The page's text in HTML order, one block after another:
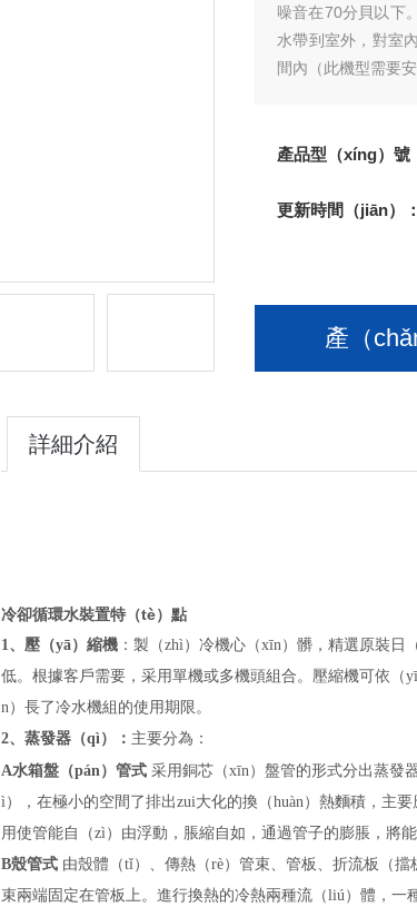
噪音在70分貝以下
水帶到室外，對室
間內（此機型需要
產品型（xíng）號
更新時間（jiān）：
產（
詳細介紹
冷卻循環水裝置特（tè）點
1、壓（yā）縮機 ：製（zhì）冷機心（xīn）髒，精選原裝
低。根據客戶需要，采用單機或多機頭組合。壓縮機可依（
n）長了冷水機組的使用期限。
2、蒸發器（qì）： 主要分為：
A水箱盤（pán）管式 采用銅芯（xīn）盤管的形式分出蒸發
ì），在極小的空間了排出zui大化的換（huàn）熱麵積，主
用使管能自（zì）由浮動，脹縮自如，通過管子的膨脹，將
B殼管式 由殼體（tǐ）、傳熱（rè）管束、管板、折流板（
束兩端固定在管板上。進行換熱的冷熱兩種流（liú）體，